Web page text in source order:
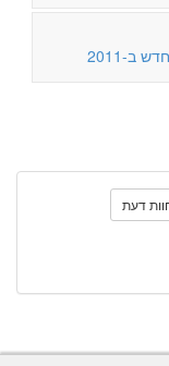
ב-2011
דעת